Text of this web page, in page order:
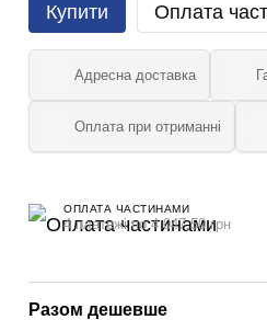
Купити Оплата
Адресна доставка
Оплата при отриманні
ОПЛАТА ЧАСТИНАМИ
4 платежі по 4 047.50 грн
Разом дешевше